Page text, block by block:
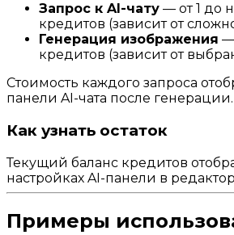
Запрос к AI-чату — от 1 до
кредитов (зависит от
Генерация изображения —
кредитов (зависит от
Стоимость каждого запроса
панели AI-чата после генерации.
Как узнать остаток
Текущий баланс кредитов
настройках AI-панели в
Примеры